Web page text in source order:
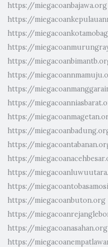
https://miegacoanbajawa.org
https://
https://
https://
https://
https://
https://
https://
https://
https://
https://
https://
https://
https://
https://miegacoanbuton.org
https://
https://miegacoanasahan.org
https://